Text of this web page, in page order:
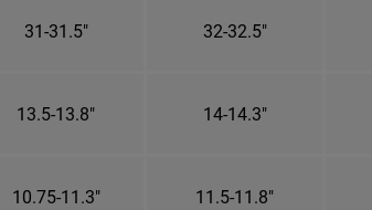
31-31.5" 32-32.5"
13.5-13.8" 14-14.3"
10.75-11.3" 11.5-11.8"